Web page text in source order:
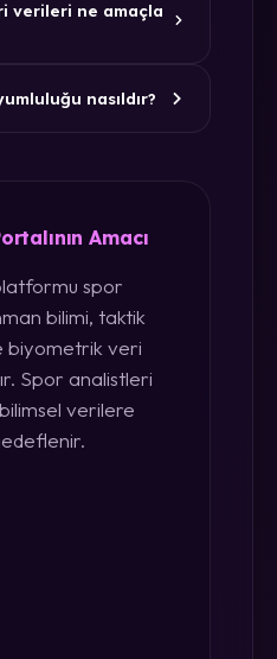
verileri ne amaçla
nasıldır?
Amacı
spor
bilimi, taktik
biyometrik veri
Spor analistleri
verilere